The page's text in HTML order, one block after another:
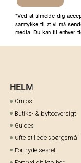
*Ved at tilmelde dig
samtykke til at vi må
media. Du kan til enhver
HELM
Om os
Butiks- & bytteoversigt
Guides
Ofte stillede spørgsmål
Fortrydelsesret